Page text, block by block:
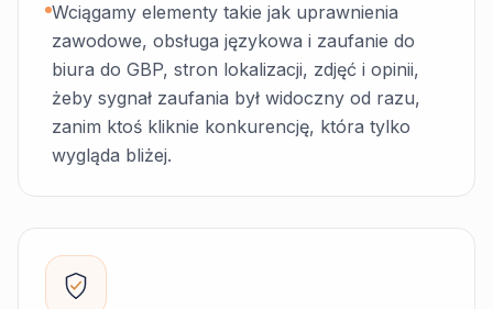
Wciągamy elementy takie jak uprawnienia
zawodowe, obsługa językowa i zaufanie do
biura do GBP, stron lokalizacji, zdjęć i opinii,
żeby sygnał zaufania był widoczny od razu,
zanim ktoś kliknie konkurencję, która tylko
wygląda bliżej.